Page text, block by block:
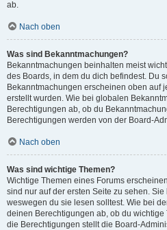
ab.
Nach oben
Was sind Bekanntmachungen?
Bekanntmachungen beinhalten meist
des Boards, in dem du dich befindest. Du
Bekanntmachungen erscheinen oben auf
erstellt wurden. Wie bei globalen
Berechtigungen ab, ob du
Berechtigungen werden von der Board-
Nach oben
Was sind wichtige Themen?
Wichtige Themen eines Forums
sind nur auf der ersten Seite zu sehen.
weswegen du sie lesen solltest. Wie bei
deinen Berechtigungen ab, ob du
die Berechtigungen stellt die Board-